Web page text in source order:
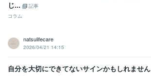
じ...
記事
コラム
natsulifecare
2026/04/21 14:15
自分を大切にできてないサインかもしれません